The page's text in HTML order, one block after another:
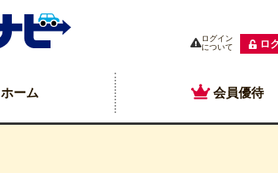
ログイン
について
ロ
ホーム 会員優待